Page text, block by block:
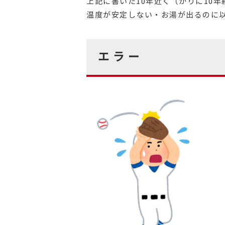
温度が安定しない・お湯が出るのに
エラー